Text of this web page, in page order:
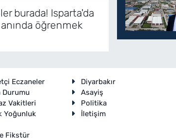
burada! Isparta'da
öğrenmek
Eczaneler
Durumu
Vakitleri
Yoğunluk
Fikstür
Diyarbakır
Asayiş
Politika
İletişim